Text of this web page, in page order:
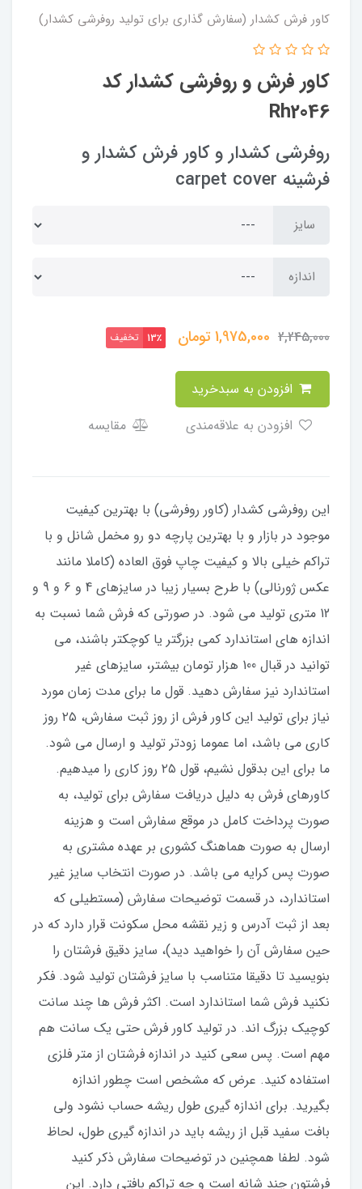
کاور فرش کشدار (سفارش گذاری برای تولید روفرشی کشدار)
کاور فرش و روفرشی کشدار کد
Rh2046
روفرشی کشدار و کاور فرش کشدار و
فرشینه carpet cover
سایز
اندازه
2,245,000
1,975,000تومان 13٪ تخفیف
مقایسه
این روفرشی کشدار (کاور روفرشی) با بهترین کیفیت
موجود در بازار و با بهترین پارچه دو رو مخمل شانل و با
تراکم خیلی بالا و کیفیت چاپ فوق العاده (کاملا مانند
عکس ژورنالی) با طرح بسیار زیبا در سایزهای 4 و 6 و 9 و
12 متری تولید می شود. در صورتی که فرش شما نسبت به
اندازه های استاندارد کمی بزرگتر یا کوچکتر باشند، می
توانید در قبال 100 هزار تومان بیشتر، سایزهای غیر
استاندارد نیز سفارش دهید. قول ما برای مدت زمان مورد
نیاز برای تولید این کاور فرش از روز ثبت سفارش، ۲۵ روز
کاری می باشد، اما عموما زودتر تولید و ارسال می شود.
ما برای این بدقول نشیم، قول ۲۵ روز کاری را میدهیم.
کاورهای فرش به دلیل دریافت سفارش برای تولید، به
صورت پرداخت کامل در موقع سفارش است و هزینه
ارسال به صورت هماهنگ کشوری بر عهده مشتری به
صورت پس کرایه می باشد. در صورت انتخاب سایز غیر
استاندارد، در قسمت توضیحات سفارش (مستطیلی که
بعد از ثبت آدرس و زیر نقشه محل سکونت قرار دارد که در
حین سفارش آن را خواهید دید)، سایز دقیق فرشتان را
بنویسید تا دقیقا متناسب با سایز فرشتان تولید شود. فکر
نکنید فرش شما استاندارد است. اکثر فرش ها چند سانت
کوچیک بزرگ اند. در تولید کاور فرش حتی یک سانت هم
مهم است. پس سعی کنید در اندازه فرشتان از متر فلزی
استفاده کنید‌. عرض که مشخص است چطور اندازه
بگیرید. برای اندازه گیری طول ریشه حساب نشود ولی
بافت سفید قبل از ریشه باید در اندازه گیری طول، لحاظ
شود. لطفا همچنین در توضیحات سفارش ذکر کنید
فرشتون چند شانه است و چه تراکم بافتی دارد. این